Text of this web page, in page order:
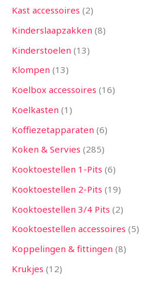
Kast accessoires 2
Kinderslaapzakken 8
Kinderstoelen 13
Klompen 13
Koelbox accessoires 16
Koelkasten 1
Koffiezetapparaten 6
Koken & Servies 285
Kooktoestellen 1-Pits 6
Kooktoestellen 2-Pits 19
Kooktoestellen 3/4 Pits 2
Kooktoestellen accessoires 5
Koppelingen & fittingen 8
Krukjes 12